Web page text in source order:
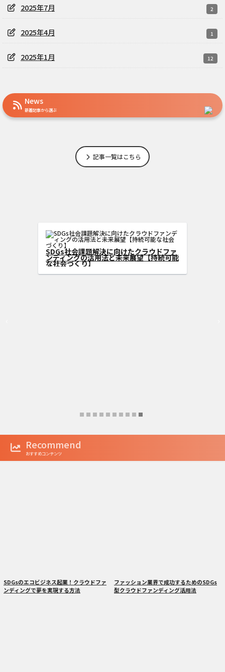
2025年7月 2
2025年4月 1
2025年1月 12
News
新着記事から選ぶ
記事一覧はこちら
SDGs社会課題解決に向けたクラウドファ
ンディングの活用法と未来展望【持続可能
な社会づくり】
Recommend
おすすめコンテンツ
SDGsのエコビジネス起業！クラウドファ
ンディングで夢を実現する方法
ファッション業界で成功するためのSDGs
型クラウドファンディング活用法